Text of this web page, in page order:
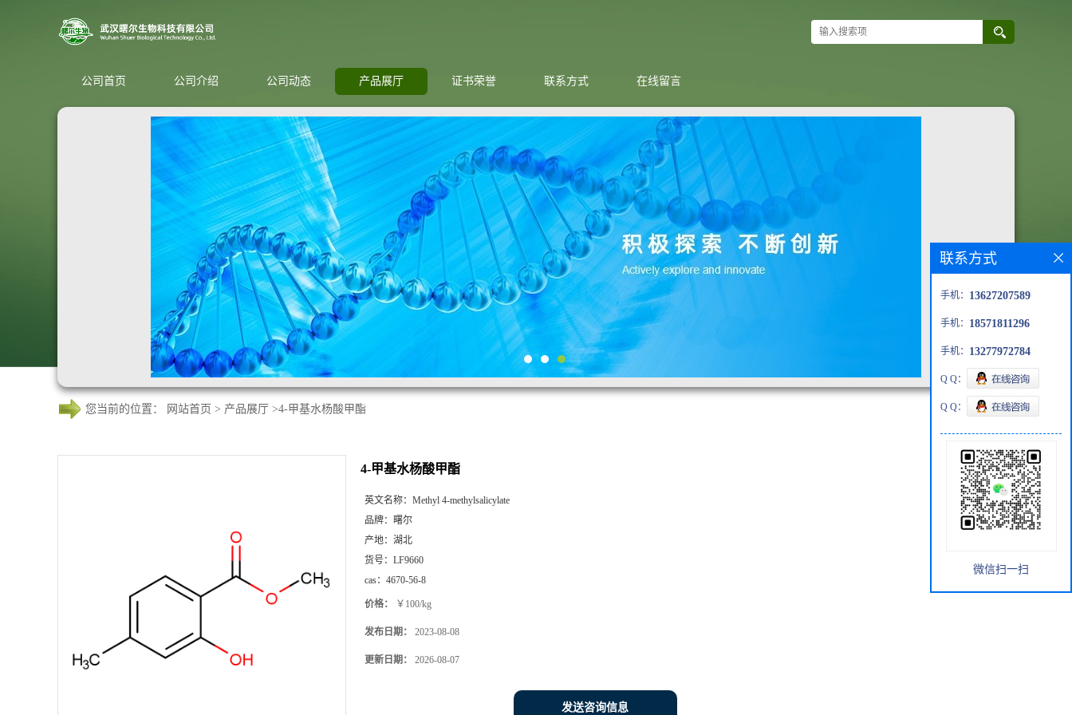
公司首页 公司介绍 公司动态 产品展厅 证书荣誉 联系方式 在线留言
您当前的位置： 网站首页 > 产品展厅 >4-甲基水杨酸甲酯
4-甲基水杨酸甲酯
英文名称： Methyl 4-methylsalicylate
品牌： 曙尔
产地： 湖北
货号： LF9660
cas： 4670-56-8
价格： ￥100/kg
发布日期： 2023-08-08
更新日期： 2026-08-07
发送咨询信息
联系方式
手机： 13627207589
手机： 18571811296
手机： 13277972784
Q Q：
Q Q：
微信扫一扫